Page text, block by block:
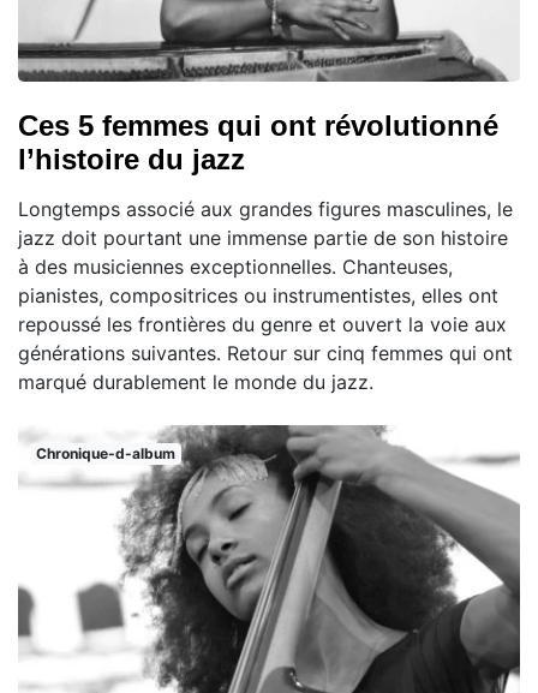
Ces 5 femmes qui ont révolutionné
l’histoire du jazz
Longtemps associé aux grandes figures masculines, le
jazz doit pourtant une immense partie de son histoire
à des musiciennes exceptionnelles. Chanteuses,
pianistes, compositrices ou instrumentistes, elles ont
repoussé les frontières du genre et ouvert la voie aux
générations suivantes. Retour sur cinq femmes qui ont
marqué durablement le monde du jazz.
Chronique-d-album